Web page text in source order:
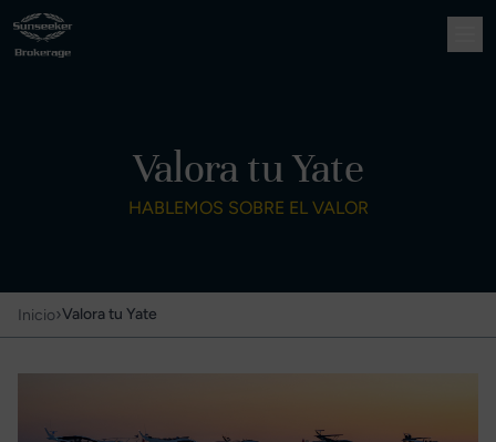
Valora tu Yate
HABLEMOS SOBRE EL VALOR
Inicio›Valora tu Yate